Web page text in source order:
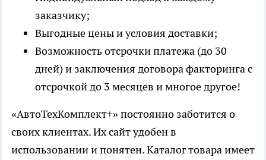
заказчику;
Выгодные цены и условия доставки;
Возможность отсрочки платежа (до 30
дней) и заключения договора факторинга с
отсрочкой до 3 месяцев и многое другое!
«АвтоТехКомплект+» постоянно заботится о
своих клиентах. Их сайт удобен в
использовании и понятен. Каталог товара имеет